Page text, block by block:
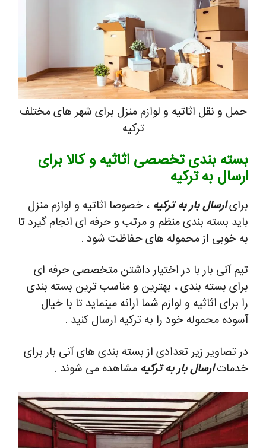
حمل و نقل اثاثیه و لوازم منزل برای شهر های مختلف
ترکیه
بسته بندی تخصصی اثاثیه و کالا برای
ارسال به ترکیه
برایارسال بار به ترکیه ، خصوصا اثاثیه و لوازم منزل
باید بسته بندی منظم و مرتب و حرفه ای انجام گیرد تا
به خوبی از محموله های حفاظت شود .
تیم آنی بار با در اختیار داشتن متخصصی حرفه ای
برای بسته بندی ، بهترین و مناسب ترین بسته بندی
را برای اثاثیه و لوازم شما ارائه مینماید تا با خیال
آسوده محموله خود را به ترکیه ارسال کنید .
در تصاویر زیر تعدادی از بسته بندی های آنی بار برای
خدماتارسال بار به ترکیه مشاهده می شوند .